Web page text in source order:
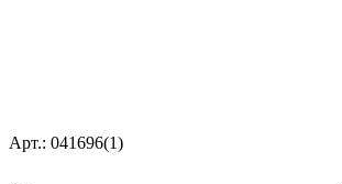
Арт.: 041696(1)